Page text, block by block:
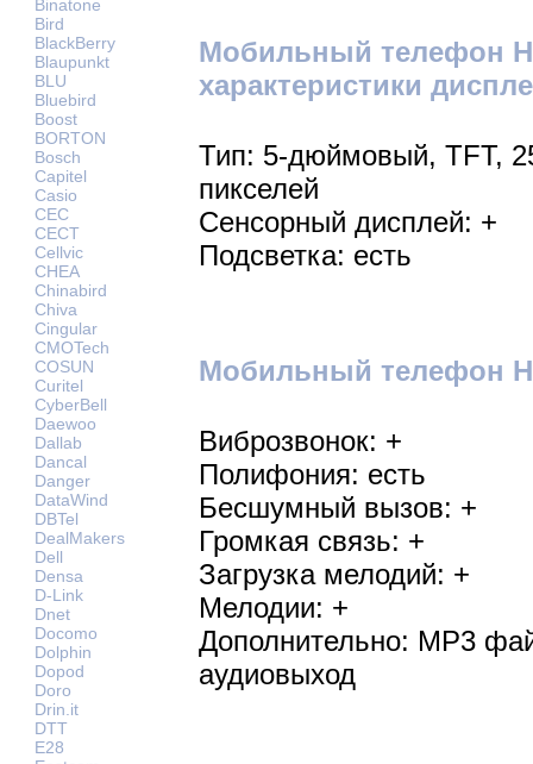
Binatone
Bird
BlackBerry
Blaupunkt
BLU
Bluebird
Boost
BORTON
Bosch
Capitel
Casio
CEC
CECT
Cellvic
CHEA
Chinabird
Chiva
Cingular
CMOTech
COSUN
Curitel
CyberBell
Daewoo
Dallab
Dancal
Danger
DataWind
DBTel
DealMakers
Dell
Densa
D-Link
Dnet
Docomo
Dolphin
Dopod
Doro
Drin.it
DTT
E28
Мобильный телефон
характеристики
Тип: 5-дюймовый, TFT,
пикселей
Сенсорный дисплей: +
Подсветка: есть
Мобильный телефон
Виброзвонок: +
Полифония: есть
Бесшумный вызов: +
Громкая связь: +
Загрузка мелодий: +
Мелодии: +
Дополнительно: MP3
аудиовыход